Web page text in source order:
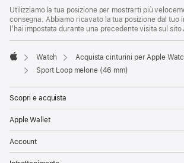
Utilizziamo la tua posizione per mostrarti più
consegna. Abbiamo ricavato la tua posizione dal tuo
l’hai impostata durante una precedente visita sul sito
Apple
Watch
Acquista cinturini per Apple
Sport Loop melone (46 mm)
Scopri e acquista
Apple Wallet
Account